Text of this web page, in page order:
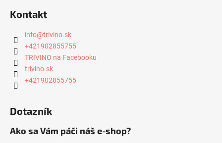
Kontakt
info@trivino.sk
+421902855755
TRIVINO na Facebooku
trivino.sk
+421902855755
Dotazník
Ako sa Vám páči náš e-shop?